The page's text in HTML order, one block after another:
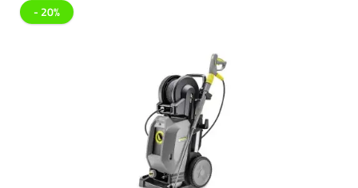
- 20%